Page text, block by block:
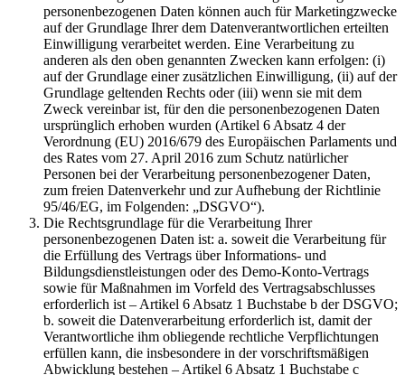
personenbezogenen Daten können auch für Marketingzwecke
auf der Grundlage Ihrer dem Datenverantwortlichen erteilten
Einwilligung verarbeitet werden. Eine Verarbeitung zu
anderen als den oben genannten Zwecken kann erfolgen: (i)
auf der Grundlage einer zusätzlichen Einwilligung, (ii) auf der
Grundlage geltenden Rechts oder (iii) wenn sie mit dem
Zweck vereinbar ist, für den die personenbezogenen Daten
ursprünglich erhoben wurden (Artikel 6 Absatz 4 der
Verordnung (EU) 2016/679 des Europäischen Parlaments und
des Rates vom 27. April 2016 zum Schutz natürlicher
Personen bei der Verarbeitung personenbezogener Daten,
zum freien Datenverkehr und zur Aufhebung der Richtlinie
95/46/EG, im Folgenden: „DSGVO“).
Die Rechtsgrundlage für die Verarbeitung Ihrer
personenbezogenen Daten ist: a. soweit die Verarbeitung für
die Erfüllung des Vertrags über Informations- und
Bildungsdienstleistungen oder des Demo-Konto-Vertrags
sowie für Maßnahmen im Vorfeld des Vertragsabschlusses
erforderlich ist – Artikel 6 Absatz 1 Buchstabe b der DSGVO;
b. soweit die Datenverarbeitung erforderlich ist, damit der
Verantwortliche ihm obliegende rechtliche Verpflichtungen
erfüllen kann, die insbesondere in der vorschriftsmäßigen
Abwicklung bestehen – Artikel 6 Absatz 1 Buchstabe c